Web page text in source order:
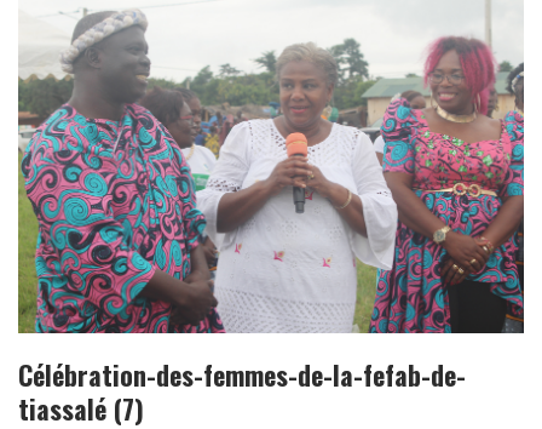
Célébration-des-femmes-de-la-fefab-de-
tiassalé (7)